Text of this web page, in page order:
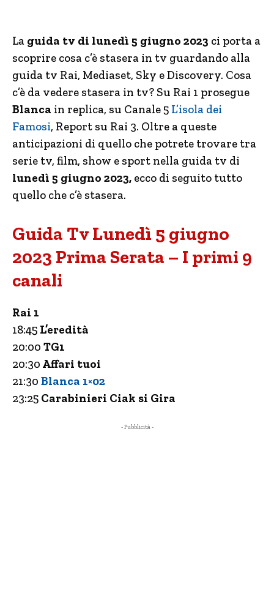
La guida tv di lunedì 5 giugno 2023 ci porta a
scoprire cosa c’è stasera in tv guardando alla
guida tv Rai, Mediaset, Sky e Discovery. Cosa
c’è da vedere stasera in tv? Su Rai 1 prosegue
Blanca in replica, su Canale 5 L’isola dei
Famosi, Report su Rai 3. Oltre a queste
anticipazioni di quello che potrete trovare tra
serie tv, film, show e sport nella guida tv di
lunedì 5 giugno 2023, ecco di seguito tutto
quello che c’è stasera.
Guida Tv Lunedì 5 giugno
2023 Prima Serata – I primi 9
canali
Rai 1
18:45 L’eredità
20:00 TG1
20:30 Affari tuoi
21:30 Blanca 1×02
23:25 Carabinieri Ciak si Gira
- Pubblicità -